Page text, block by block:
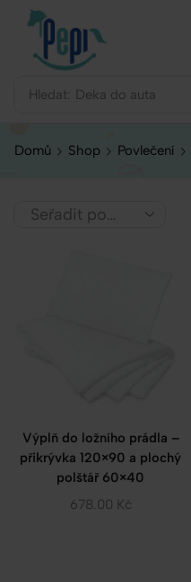
Hledat: Deka do auta
Domů Shop Povlečení
Výplň do ložního prádla –
přikrývka 120×90 a plochý
polštář 60×40
678.00 Kč